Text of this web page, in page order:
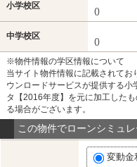
小学校区
()
中学校区
()
※物件情報の学区情報について
当サイト物件情報に記載されて
ウンロードサービスが提供する
タ【2016年度】を元に加工した
る場合がございます。
この物件でローンシミュ
変動金